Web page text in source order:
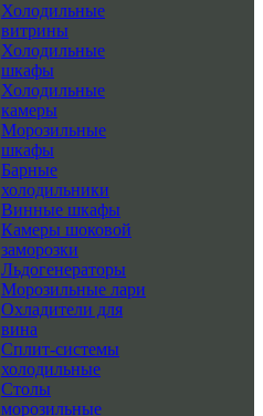
Холодильные
витрины
Холодильные
шкафы
Холодильные
камеры
Морозильные
шкафы
Барные
холодильники
Винные шкафы
Камеры шоковой
заморозки
Льдогенераторы
Морозильные лари
Охладители для
вина
Сплит-системы
холодильные
Столы
морозильные